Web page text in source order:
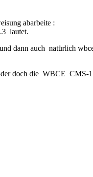
abarbeite :
lautet.
dann auch natürlich
doch die WBCE_CMS-